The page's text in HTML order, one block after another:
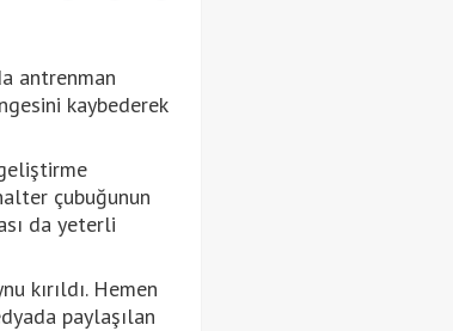
antrenman
kaybederek
çubuğunun
da yeterli
kırıldı. Hemen
paylaşılan